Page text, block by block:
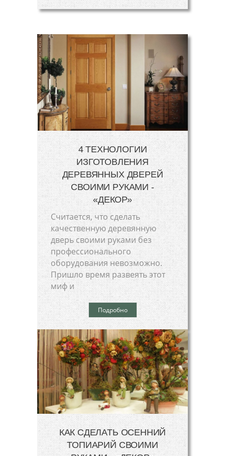
4 ТЕХНОЛОГИИ
ИЗГОТОВЛЕНИЯ
ДЕРЕВЯННЫХ ДВЕРЕЙ
СВОИМИ РУКАМИ -
«ДЕКОР»
Считается, что сделать
качественную деревянную
дверь своими руками без
профессионального
оборудования невозможно.
Пришло время развеять этот
миф и
Подробно
КАК СДЕЛАТЬ ОСЕННИЙ
ТОПИАРИЙ СВОИМИ